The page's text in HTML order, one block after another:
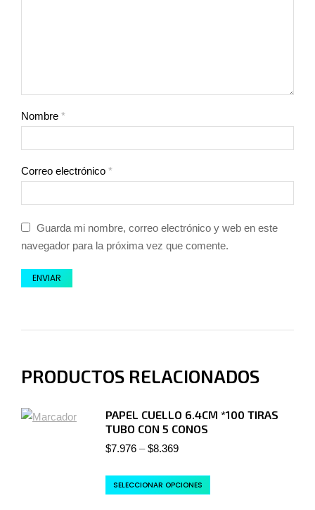
Nombre *
Correo electrónico *
Guarda mi nombre, correo electrónico y web en este
navegador para la próxima vez que comente.
PRODUCTOS RELACIONADOS
PAPEL CUELLO 6.4CM *100 TIRAS
TUBO CON 5 CONOS
$7.976 –$8.369
SELECCIONAR OPCIONES